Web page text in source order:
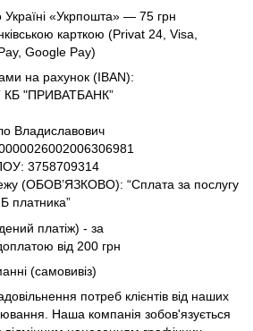
Україні «Укрпошта» — 75 грн
карткою (Privat 24, Visa,
Google Pay)
на рахунок (IBAN):
КБ "ПРИВАТБАНК”
Владиславович
3758709314
(ОБОВ’ЯЗКОВО): “Сплата за послугу
платника”
платіж) - за
від 200 грн
(самовивіз)
потреб клієнтів від наших
Наша компанія зобов'язується